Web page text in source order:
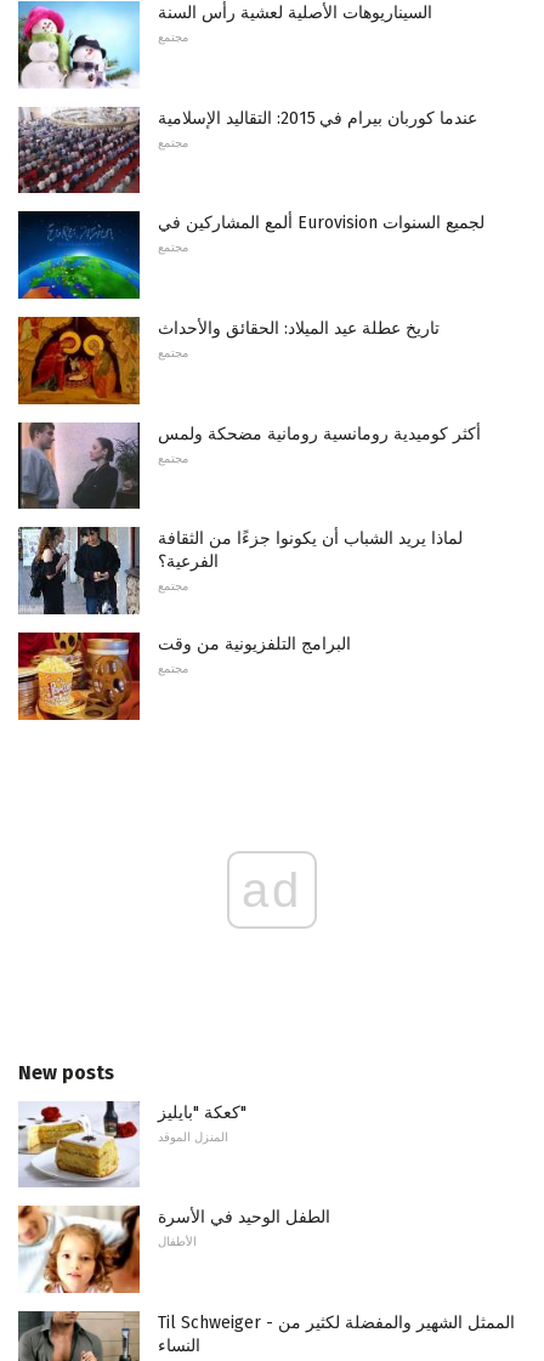
السيناريوهات الأصلية لعشية رأس السنة
مجتمع
عندما كوربان بيرام في 2015: التقاليد الإسلامية
مجتمع
ألمع المشاركين في Eurovision لجميع السنوات
مجتمع
تاريخ عطلة عيد الميلاد: الحقائق والأحداث
مجتمع
أكثر كوميدية رومانسية رومانية مضحكة ولمس
مجتمع
لماذا يريد الشباب أن يكونوا جزءًا من الثقافة
الفرعية؟
مجتمع
البرامج التلفزيونية من وقت
مجتمع
ad
New posts
كعكة "بايليز"
المنزل الموقد
الطفل الوحيد في الأسرة
الأطفال
Til Schweiger - الممثل الشهير والمفضلة لكثير من
النساء